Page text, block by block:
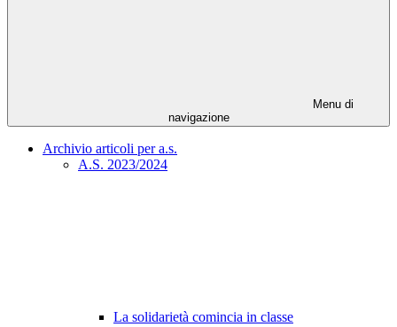
Menu di
navigazione
Archivio articoli per a.s.
A.S. 2023/2024
La solidarietà comincia in classe